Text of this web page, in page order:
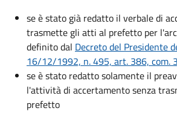
se è stato già redatto il verbale di
trasmette gli atti al prefetto per
definito dal Decreto del Presidente
16/12/1992, n. 495, art. 386, com. 3
se è stato redatto solamente il
l'attività di accertamento senza
prefetto